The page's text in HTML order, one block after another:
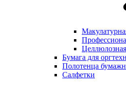
Бумага для
Полотенца
Салфетки